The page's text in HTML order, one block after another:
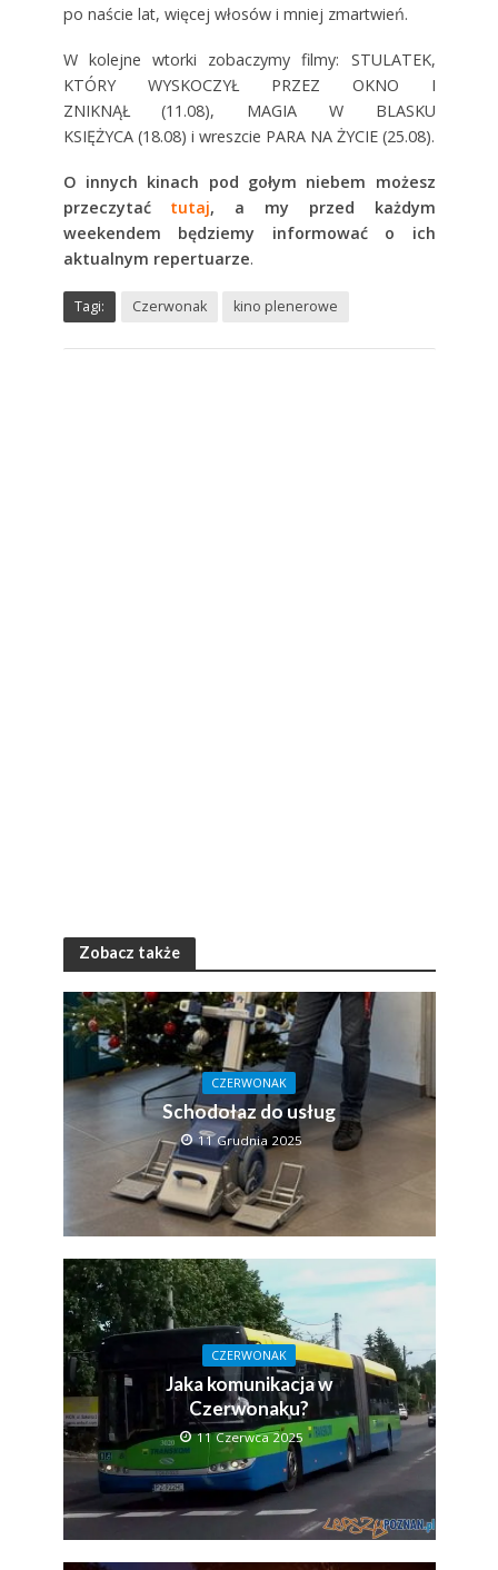
po naście lat, więcej włosów i mniej zmartwień.
W kolejne wtorki zobaczymy filmy: STULATEK,
KTÓRY WYSKOCZYŁ PRZEZ OKNO I
ZNIKNĄŁ (11.08), MAGIA W BLASKU
KSIĘŻYCA (18.08) i wreszcie PARA NA ŻYCIE (25.08).
O innych kinach pod gołym niebem możesz
przeczytać tutaj, a my przed każdym
weekendem będziemy informować o ich
aktualnym repertuarze.
Tagi: Czerwonak kino plenerowe
Zobacz także
CZERWONAK
Schodołaz do usług
11 Grudnia 2025
CZERWONAK
Jaka komunikacja w
Czerwonaku?
11 Czerwca 2025